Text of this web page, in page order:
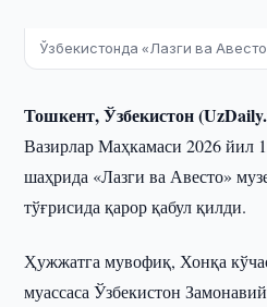
Ўзбекистонда «Лазги ва
Тошкент, Ўзбекистон
Вазирлар Маҳкамаси 2026 йил
шаҳрида «Лазги ва Авесто»
тўғрисида қарор қабул қилди.
Ҳужжатга мувофиқ, Хонқа
муассаса Ўзбекистон